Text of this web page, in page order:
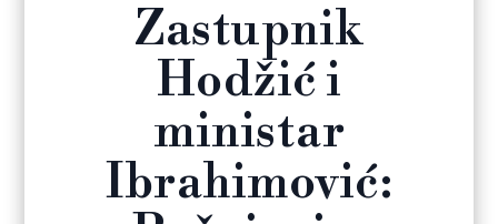
Zastupnik
Hodžić i
ministar
Ibrahimović: